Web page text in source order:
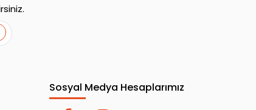
Sosyal Medya Hesaplarımız